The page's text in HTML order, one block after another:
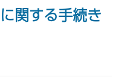
関する手続き